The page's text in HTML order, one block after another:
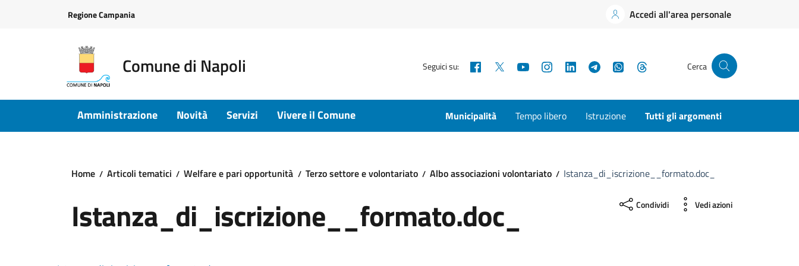
Regione Campania Accedi all'area personale
Comune di Napoli Seguici su: Facebook YouTubeInstagramLinkedInTelegramWhatsApp Cerca
Amministrazione Novità Servizi Vivere il Comune Municipalità Tempo libero Istruzione Tutti gli argomenti
Home Articoli tematici Welfare e pari opportunità Terzo settore e volontariato Albo associazioni volontariato Istanza_di_iscrizione__formato.doc_
Istanza_di_iscrizione__formato.doc_ Condividi Vedi azioni